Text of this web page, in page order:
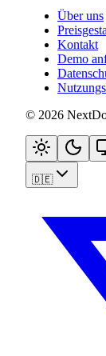
Über uns
Kontakt
Demo
© 2026
🇩🇪